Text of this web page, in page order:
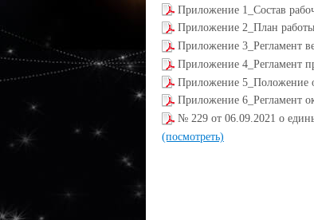
Приложение 1_Состав
Приложение 2_План
Приложение 3_Регламент
Приложение 4_Регламент
Приложение 5_Положение
Приложение 6_Регламент
№ 229 от 06.09.2021 о
(посмотреть)